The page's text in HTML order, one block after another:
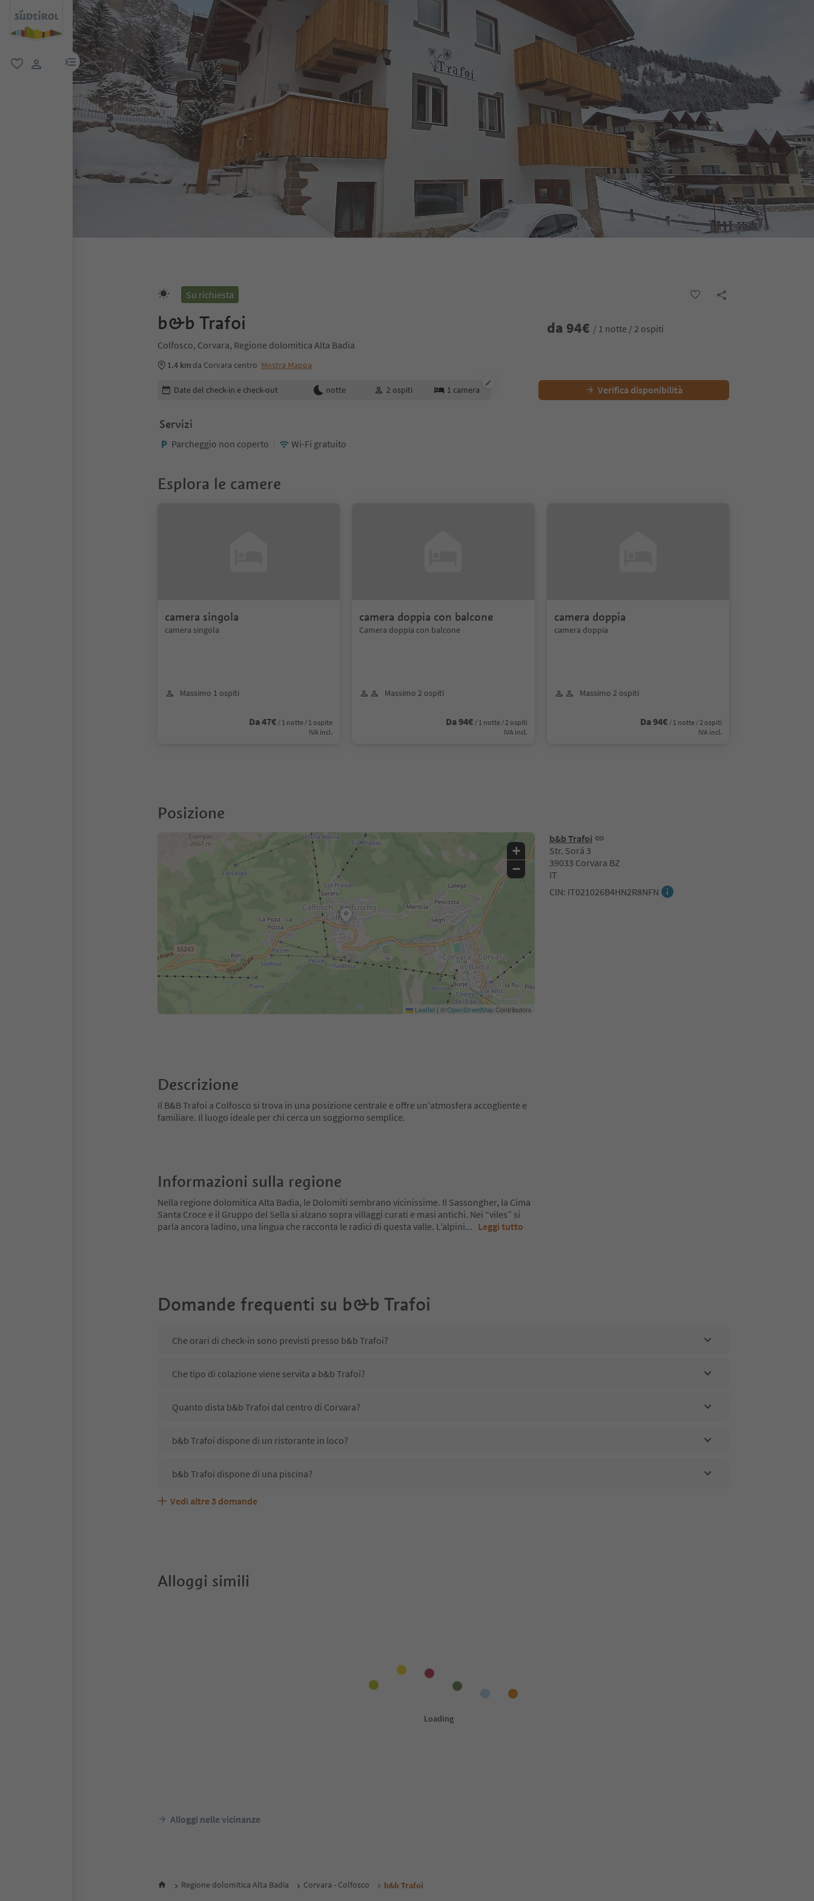
menu link
Su richiesta
b&b Trafoi
Colfosco, Corvara, Regione dolomitica Alta Badia
1.4 km da Corvara centro Mostra Mappa
da 94€ / 1 notte / 2 ospiti
Modifica i dettagli della prenotazione
Date del check-in e check-out notte 2 ospiti 1 camera Verifica disponibilità
Servizi
Parcheggio non coperto Wi-Fi gratuito
Esplora le camere
camera singola
camera singola
Massimo 1 ospiti
Da 47€ / 1 notte / 1 ospite
IVA incl.
camera doppia con balcone
Camera doppia con balcone
Massimo 2 ospiti
Da 94€ / 1 notte / 2 ospiti
IVA incl.
camera doppia
camera doppia
Massimo 2 ospiti
Da 94€ / 1 notte / 2 ospiti
IVA incl.
Posizione
b&b Trafoi
Str. Sorá 3
39033 Corvara BZ
IT
CIN: IT021026B4HN2R8NFN
+
−
Leaflet | ©OpenStreetMapContributors
Descrizione
Il B&B Trafoi a Colfosco si trova in una posizione centrale e offre un'atmosfera accogliente e
familiare. Il luogo ideale per chi cerca un soggiorno semplice.
Informazioni sulla regione
Nella regione dolomitica Alta Badia, le Dolomiti sembrano vicinissime. Il Sassongher, la Cima
Santa Croce e il Gruppo del Sella si alzano sopra villaggi curati e masi antichi. Nei “viles” si
parla ancora ladino, una lingua che racconta le radici di questa valle. L’alpini... Leggi tutto
Domande frequenti su b&b Trafoi
Che orari di check-in sono previsti presso b&b Trafoi?
Che tipo di colazione viene servita a b&b Trafoi?
Quanto dista b&b Trafoi dal centro di Corvara?
b&b Trafoi dispone di un ristorante in loco?
b&b Trafoi dispone di una piscina?
b&b Trafoi accetta animali domestici?
Quali servizi/attività sono disponibili presso b&b Trafoi?
Gli ospiti di b&b Trafoi ricevono l'Alto Adige Guest Pass?
Vedi altre 3 domande
Alloggi simili
Alloggi nelle vicinanze
Regione dolomitica Alta Badia Corvara - Colfosco b&b Trafoi